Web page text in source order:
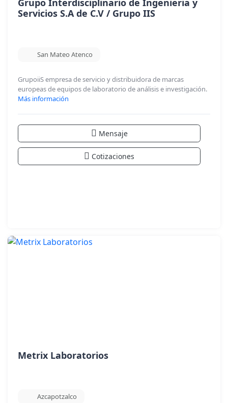
Grupo Interdisciplinario de Ingenieria y
Servicios S.A de C.V / Grupo IIS
San Mateo Atenco
GrupoiiS empresa de servicio y distribuidora de marcas
europeas de equipos de laboratorio de análisis e investigación.
Más información
Mensaje
Cotizaciones
Metrix Laboratorios
Azcapotzalco